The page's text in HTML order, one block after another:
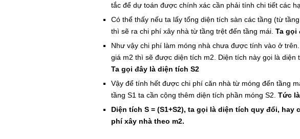
tắc để dự toán được chính xác cần phải tính chi tiết các
Có thể thấy nếu ta lấy tổng diện tích sàn các tầng (từ
thì sẽ ra chi phí xây nhà từ tầng trệt đến tầng mái. Ta gọi
Như vậy chi phí làm móng nhà chưa được tính vào ở
giá m2 thì sẽ được diện tích m2. Diện tích này gọi là diện
Ta gọi đây là diện tích S2
Vậy để tính hết được chi phí căn nhà từ móng đến tầng
tầng S1 ta cần cộng thêm diện tích phần móng S2. Tức là
Diện tích S = (S1+S2), ta gọi là diện tích quy đổi,
phí xây nhà theo m2.